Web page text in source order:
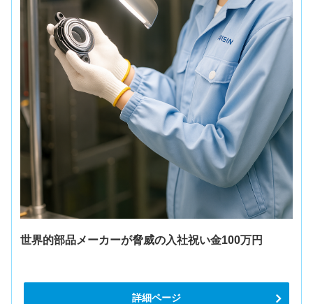
世界的部品メーカーが脅威の入社祝い金100万円
詳細ページ